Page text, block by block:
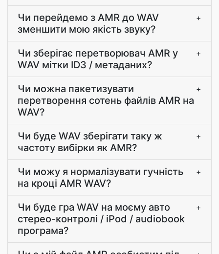
Чи перейдемо з AMR до WAV
зменшити мою якість звуку?
+
Чи зберігає перетворювач AMR у
WAV мітки ID3 / метаданих?
+
Чи можна пакетизувати
перетворення сотень файлів AMR на
WAV?
+
Чи буде WAV зберігати таку ж
частоту вибірки як AMR?
+
Чи можу я нормалізувати гучність
на кроці AMR WAV?
+
Чи буде гра WAV на моєму авто
стерео-контролі / iPod / audiobook
програма?
+